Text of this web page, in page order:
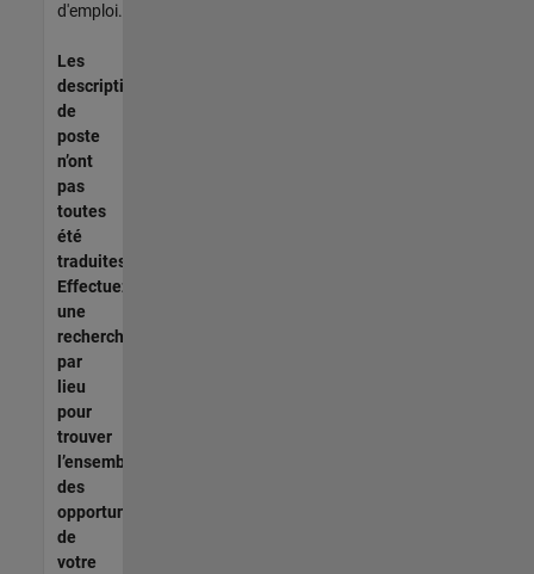
d'emploi.
Les
descriptions
de
poste
n’ont
pas
toutes
été
traduites.
Effectuez
une
recherche
par
lieu
pour
trouver
l’ensemble
des
opportunités
de
votre